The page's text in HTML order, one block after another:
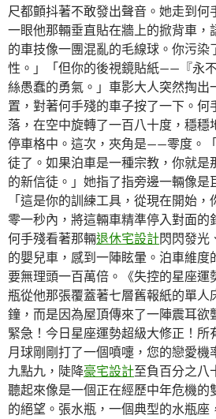
尺都顫抖著不敢發出聲音。她走到何
一眼他那輛垂直貼在牆上的掀背車，
的車技像一團混亂的毛線球。你污染
性。」「但你的後視鏡貼紙——『永
絲愚蠢的勇氣。」車影大人突然掏出
置，對著何手殘的車子按了一下。何
落，在空中旋轉了一百八十度，穩穩
停車格中。這次，夾角是——零度。
徒了。如果泊車是一種宗教，你就是
的新信徒。」她指了指旁邊一輛像是
「這是你的訓練工具，從現在開始
零一秒內，將這輛車精準停入對面的
何手殘看著那輛退休宅設計閃閃發光
的嬰兒車，感到一陣眩暈。泊車維度
要無理頭一百萬倍。《失控的星座運
瓶從他那張覆蓋著七層舊報紙的單人
鐘，而是因為屋頂傳來了一陣震耳欲
緊急！今日星座運勢超級大修正！所
月球剛剛打了一個噴嚏，您的戀愛機
九點九，陡降豪宅設計至負百分之八
聽起來像是一個正在經歷中年危機的
的絕望。張水瓶，一個典型的水瓶座